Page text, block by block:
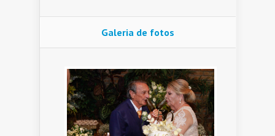
Galeria de fotos